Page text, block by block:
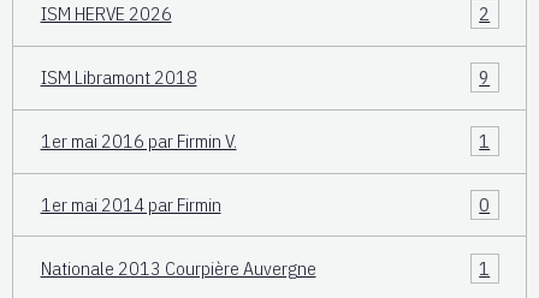
ISM HERVE 2026 2
ISM Libramont 2018 9
1er mai 2016 par Firmin V. 1
1er mai 2014 par Firmin 0
Nationale 2013 Courpière Auvergne 1